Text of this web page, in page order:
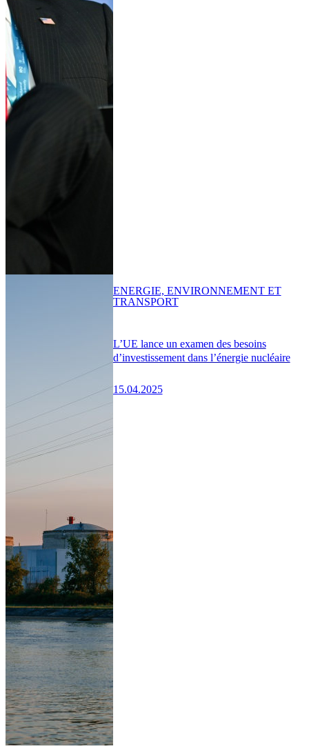
L’UE lance un examen des besoins
d’investissement dans l’énergie nucléaire
15.04.2025
ENERGIE, ENVIRONNEMENT ET
TRANSPORT